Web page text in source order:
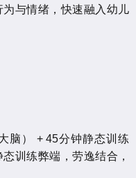
与情绪，快速融入幼儿
脑） + 45分钟静态训练
训练弊端，劳逸结合，